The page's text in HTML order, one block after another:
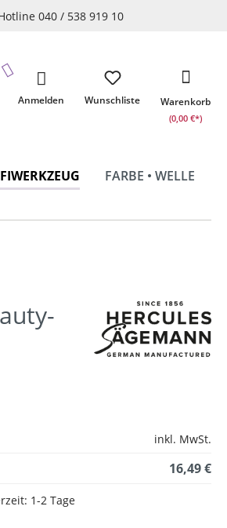
040 / 538 919 10
Wunschliste
Anmelden Warenkorb
(0,00 €*)
FARBE • WELLE
inkl. MwSt.
16,49 €
1-2 Tage